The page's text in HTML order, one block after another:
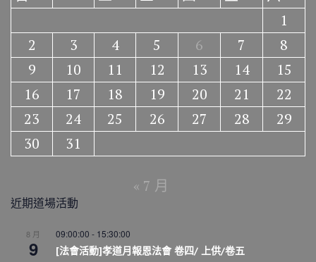
1
2
3 4 5 6 7
8
9
10 11 12 13 14
15
16
17 18 19 20 21
22
23
24 25 26 27 28
29
30
31
« 7 月
近期道場活動
8 月
9
09:00:00 - 15:30:00
[法會活動]孝道月報恩法會 卷四/ 上供/卷五